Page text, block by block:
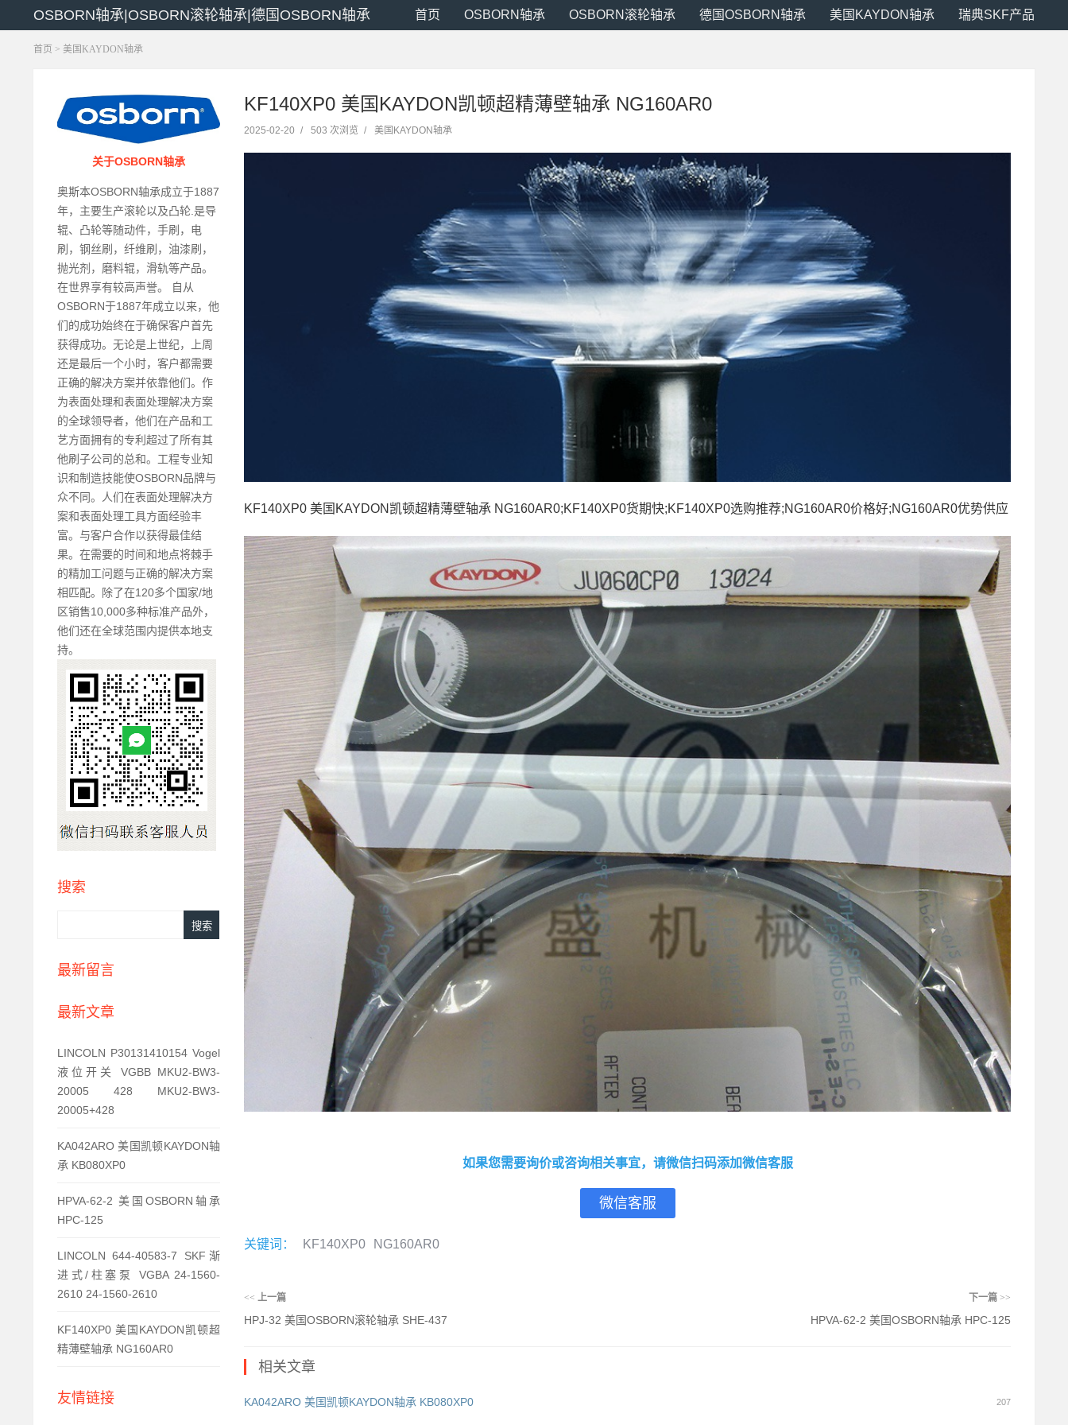
OSBORN轴承|OSBORN滚轮轴承|德国OSBORN轴承 首页 OSBORN轴承 OSBORN滚轮轴承 德国OSBORN轴承 美国KAYDON轴承 瑞典SKF产品
首页 > 美国KAYDON轴承
关于OSBORN轴承
奥斯本OSBORN轴承成立于1887
年，主要生产滚轮以及凸轮.是导
辊、凸轮等随动件，手刷，电
刷，钢丝刷，纤维刷，油漆刷，
抛光剂，磨料辊，滑轨等产品。
在世界享有较高声誉。 自从
OSBORN于1887年成立以来，他
们的成功始终在于确保客户首先
获得成功。无论是上世纪，上周
还是最后一个小时，客户都需要
正确的解决方案并依靠他们。作
为表面处理和表面处理解决方案
的全球领导者，他们在产品和工
艺方面拥有的专利超过了所有其
他刷子公司的总和。工程专业知
识和制造技能使OSBORN品牌与
众不同。人们在表面处理解决方
案和表面处理工具方面经验丰
富。与客户合作以获得最佳结
果。在需要的时间和地点将棘手
的精加工问题与正确的解决方案
相匹配。除了在120多个国家/地
区销售10,000多种标准产品外，
他们还在全球范围内提供本地支
持。
搜索
最新留言
最新文章
LINCOLN P30131410154 Vogel
液位开关 VGBB MKU2-BW3-
20005 428 MKU2-BW3-
20005+428
KA042ARO 美国凯顿KAYDON轴
承 KB080XP0
HPVA-62-2 美国OSBORN轴承
HPC-125
LINCOLN 644-40583-7 SKF渐
进式/柱塞泵 VGBA 24-1560-
2610 24-1560-2610
KF140XP0 美国KAYDON凯顿超
精薄壁轴承 NG160AR0
友情链接
KF140XP0 美国KAYDON凯顿超精薄壁轴承 NG160AR0
2025-02-20 / 503 次浏览 / 美国KAYDON轴承
KF140XP0 美国KAYDON凯顿超精薄壁轴承 NG160AR0;KF140XP0货期快;KF140XP0选购推荐;NG160AR0价格好;NG160AR0优势供应
如果您需要询价或咨询相关事宜，请微信扫码添加微信客服
微信客服
关键词： KF140XP0 NG160AR0
<< 上一篇
HPJ-32 美国OSBORN滚轮轴承 SHE-437
下一篇 >>
HPVA-62-2 美国OSBORN轴承 HPC-125
相关文章
207
KA042ARO 美国凯顿KAYDON轴承 KB080XP0